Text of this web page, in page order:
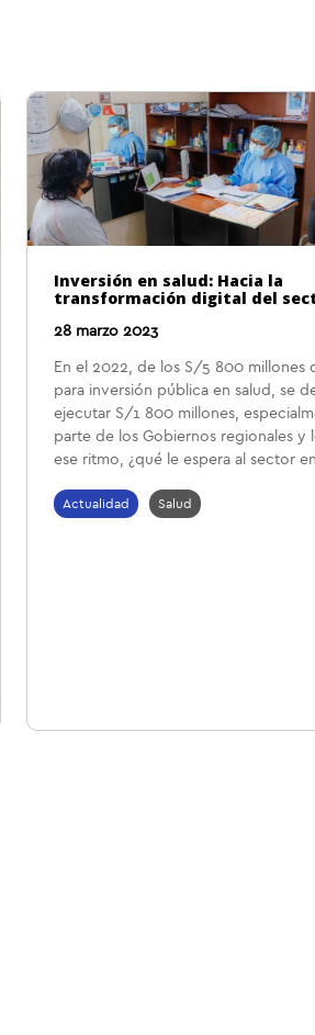
Inversión en salud: Hacia la
transformación digital del
28 marzo 2023
En el 2022, de los S/5 800 millones
para inversión pública en salud, se
ejecutar S/1 800 millones,
parte de los Gobiernos regionales y
ese ritmo, ¿qué le espera al sector
Actualidad Salud